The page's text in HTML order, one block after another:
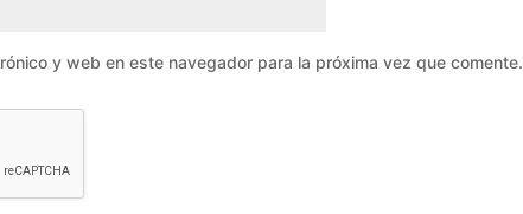
y web en este navegador para la próxima vez que comente.